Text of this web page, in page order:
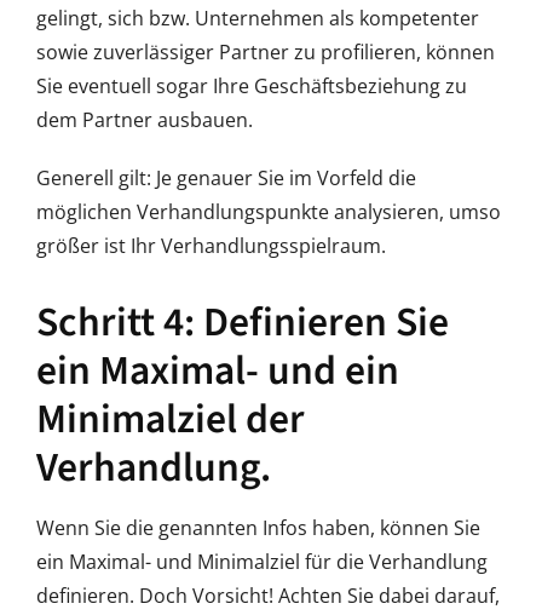
gelingt, sich bzw. Unternehmen als kompetenter
sowie zuverlässiger Partner zu profilieren, können
Sie eventuell sogar Ihre Geschäftsbeziehung zu
dem Partner ausbauen.
Generell gilt: Je genauer Sie im Vorfeld die
möglichen Verhandlungspunkte analysieren, umso
größer ist Ihr Verhandlungsspielraum.
Schritt 4: Definieren Sie
ein Maximal- und ein
Minimalziel der
Verhandlung.
Wenn Sie die genannten Infos haben, können Sie
ein Maximal- und Minimalziel für die Verhandlung
definieren. Doch Vorsicht! Achten Sie dabei darauf,